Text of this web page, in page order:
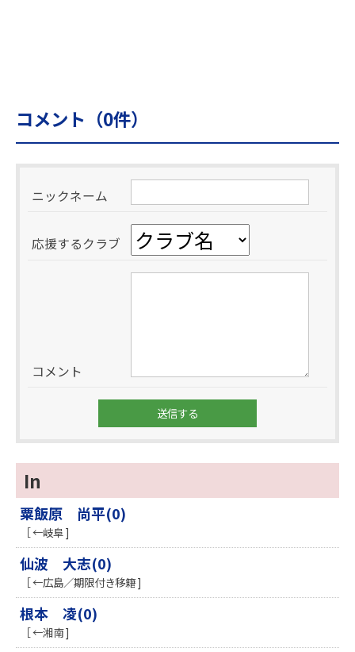
コメント（0件）
ニックネーム
応援するクラブ
コメント
In
粟飯原 尚平(0)
［ ←岐阜 ]
仙波 大志(0)
［ ←広島／期限付き移籍 ]
根本 凌(0)
［ ←湘南 ]